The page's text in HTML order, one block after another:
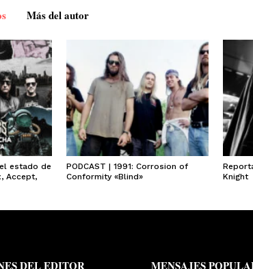
Más del autor
estado de
Accept,
PODCAST | 1991: Corrosion of
Conformity «Blind»
Knight
DEL EDITOR MENSAJES